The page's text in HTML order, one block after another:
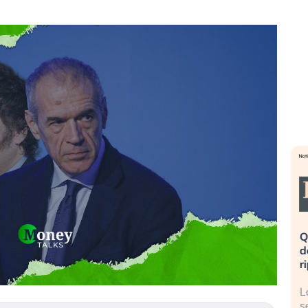
Investitori
lo scoppio
retail (…)
Quando la finanza pesa più
dell’economia reale. L’America sta
ripetendo gli errori del 2008?
sempre più sganciata dall’economia